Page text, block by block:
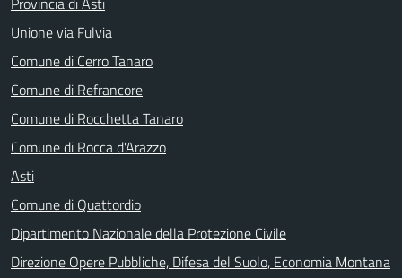
Unione via Fulvia
Comune di Cerro Tanaro
Comune di Refrancore
Comune di Rocchetta Tanaro
Comune di Rocca d'Arazzo
Asti
Comune di Quattordio
Dipartimento Nazionale della Protezione Civile
Direzione Opere Pubbliche, Difesa del Suolo, Economia Montana